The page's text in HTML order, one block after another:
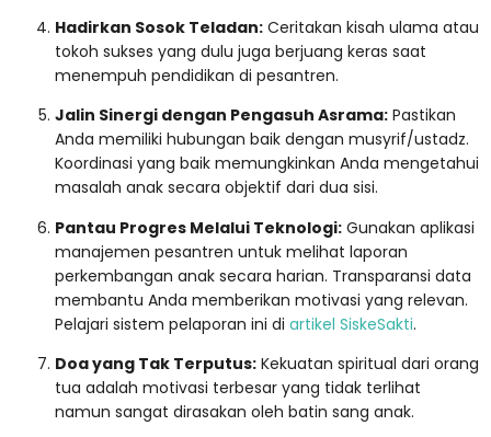
Hadirkan Sosok Teladan: Ceritakan kisah ulama atau
tokoh sukses yang dulu juga berjuang keras saat
menempuh pendidikan di pesantren.
Jalin Sinergi dengan Pengasuh Asrama: Pastikan
Anda memiliki hubungan baik dengan musyrif/ustadz.
Koordinasi yang baik memungkinkan Anda mengetahui
masalah anak secara objektif dari dua sisi.
Pantau Progres Melalui Teknologi: Gunakan aplikasi
manajemen pesantren untuk melihat laporan
perkembangan anak secara harian. Transparansi data
membantu Anda memberikan motivasi yang relevan.
Pelajari sistem pelaporan ini di artikel SiskeSakti.
Doa yang Tak Terputus: Kekuatan spiritual dari orang
tua adalah motivasi terbesar yang tidak terlihat
namun sangat dirasakan oleh batin sang anak.